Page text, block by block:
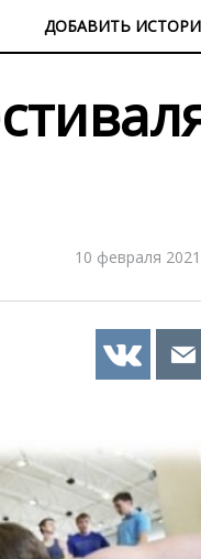
ДОБАВИТЬ
10 февраля